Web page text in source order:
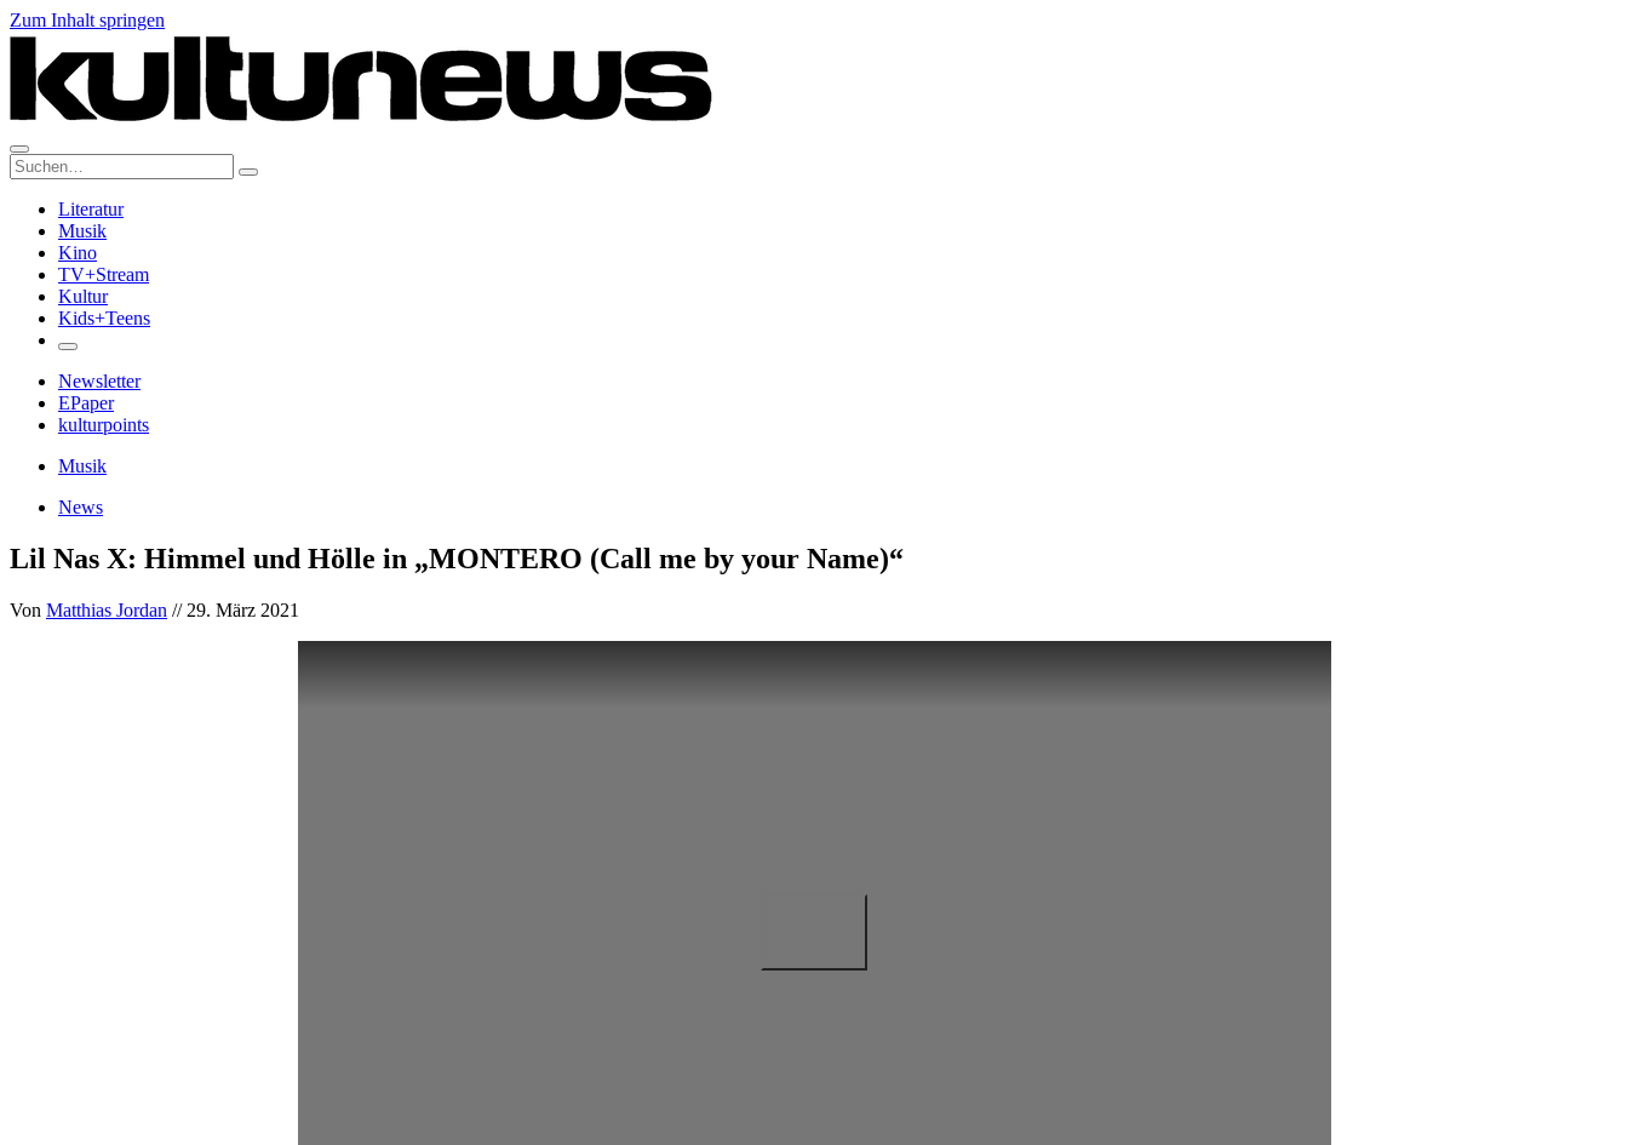
Zum Inhalt springen
Suche:
Literatur
Musik
Kino
TV+Stream
Kultur
Kids+Teens
Newsletter
EPaper
kulturpoints
Musik
News
Lil Nas X: Himmel und Hölle in „MONTERO (Call me by your Name)“
Von Matthias Jordan // 29. März 2021